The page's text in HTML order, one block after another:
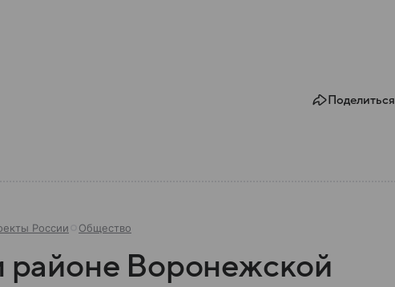
Поделиться
России Общество
районе Воронежской